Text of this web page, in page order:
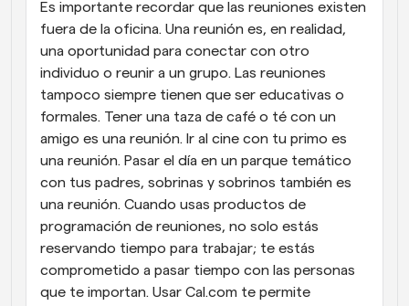
Es importante recordar que las reuniones existen
fuera de la oficina. Una reunión es, en realidad,
una oportunidad para conectar con otro
individuo o reunir a un grupo. Las reuniones
tampoco siempre tienen que ser educativas o
formales. Tener una taza de café o té con un
amigo es una reunión. Ir al cine con tu primo es
una reunión. Pasar el día en un parque temático
con tus padres, sobrinas y sobrinos también es
una reunión. Cuando usas productos de
programación de reuniones, no solo estás
reservando tiempo para trabajar; te estás
comprometido a pasar tiempo con las personas
que te importan. Usar Cal.com te permite